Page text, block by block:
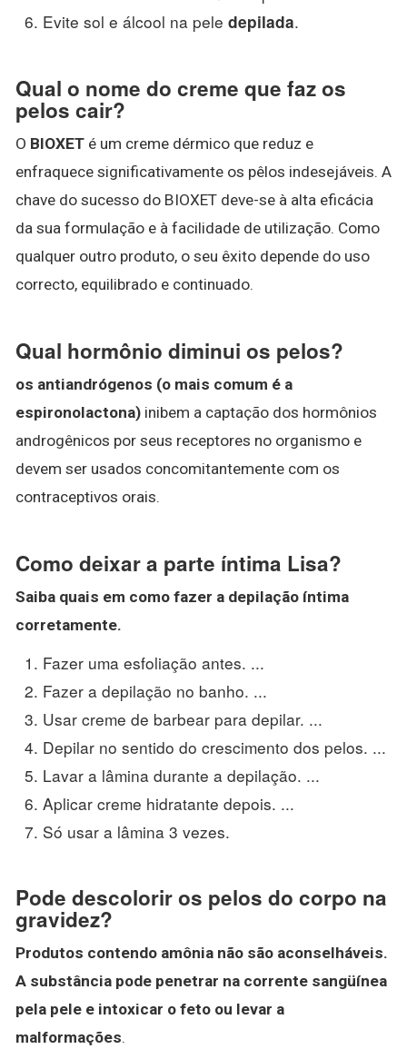
Evite sol e álcool na pele depilada.
Qual o nome do creme que faz os
pelos cair?
O BIOXET é um creme dérmico que reduz e
enfraquece significativamente os pêlos indesejáveis. A
chave do sucesso do BIOXET deve-se à alta eficácia
da sua formulação e à facilidade de utilização. Como
qualquer outro produto, o seu êxito depende do uso
correcto, equilibrado e continuado.
Qual hormônio diminui os pelos?
os antiandrógenos (o mais comum é a
espironolactona) inibem a captação dos hormônios
androgênicos por seus receptores no organismo e
devem ser usados concomitantemente com os
contraceptivos orais.
Como deixar a parte íntima Lisa?
Saiba quais em como fazer a depilação íntima
corretamente.
Fazer uma esfoliação antes. ...
Fazer a depilação no banho. ...
Usar creme de barbear para depilar. ...
Depilar no sentido do crescimento dos pelos. ...
Lavar a lâmina durante a depilação. ...
Aplicar creme hidratante depois. ...
Só usar a lâmina 3 vezes.
Pode descolorir os pelos do corpo na
gravidez?
Produtos contendo amônia não são aconselháveis.
A substância pode penetrar na corrente sangüínea
pela pele e intoxicar o feto ou levar a
malformações.